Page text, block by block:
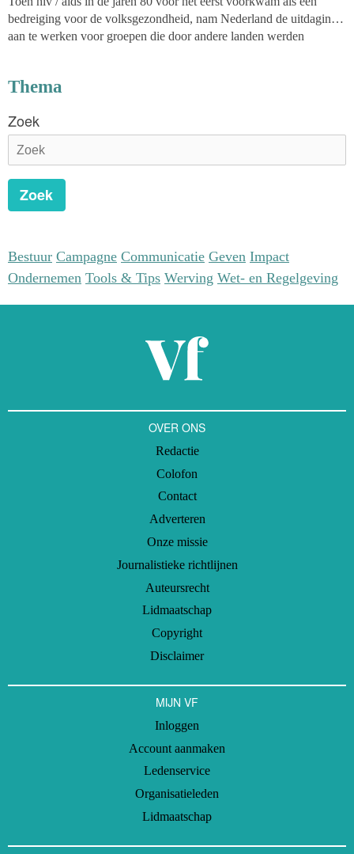
bedreiging voor de volksgezondheid, nam Nederland de uitdaging
aan te werken voor groepen die door andere landen werden
zorgen dat de wereld het ambitieuze doel van het beëindigen van
tweeëntwintigste International AIDS Conference gehouden.
Thema
Zoek
Zoek
Bestuur Campagne Communicatie Geven Impact
Ondernemen Tools & Tips Werving Wet- en Regelgeving
OVER ONS
Redactie
Colofon
Contact
Adverteren
Onze missie
Journalistieke richtlijnen
Auteursrecht
Lidmaatschap
Copyright
Disclaimer
MIJN VF
Inloggen
Account aanmaken
Ledenservice
Organisatieleden
Lidmaatschap